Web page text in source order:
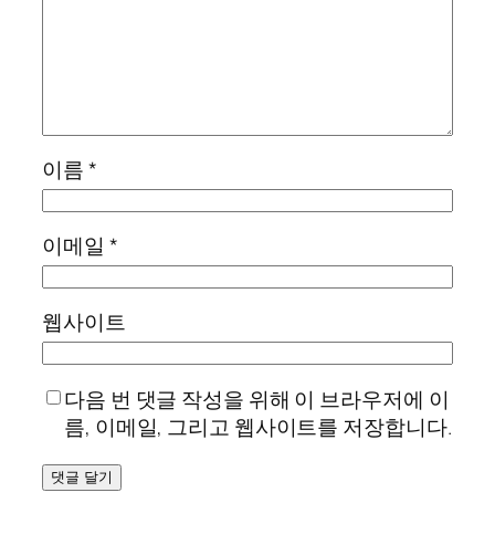
이름*
이메일 *
웹사이트
다음 번 댓글 작성을 위해 이 브라우저에 이
름, 이메일, 그리고 웹사이트를 저장합니다.